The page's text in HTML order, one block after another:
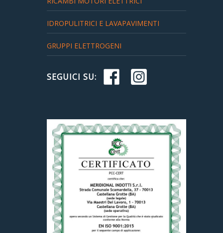
IDROPULITRICI E LAVAPAVIMENTI
GRUPPI ELETTROGENI
SEGUICI SU: